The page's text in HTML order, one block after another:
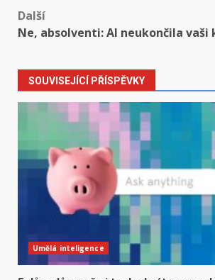
Další
Ne, absolventi: AI neukončila vaši
SOUVISEJÍCÍ PŘÍSPĚVKY
Umělá inteligence